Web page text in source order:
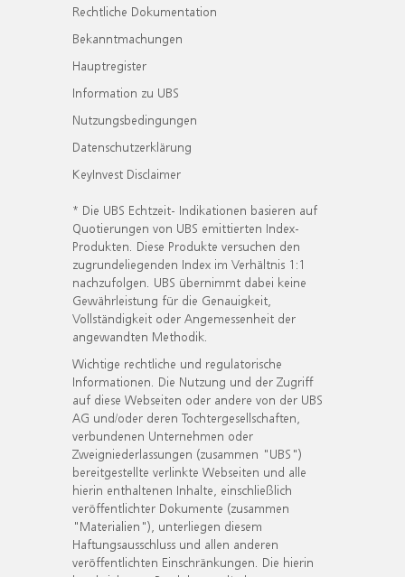
Rechtliche Dokumentation
Bekanntmachungen
Hauptregister
Information zu UBS
Nutzungsbedingungen
Datenschutzerklärung
KeyInvest Disclaimer
* Die UBS Echtzeit- Indikationen basieren auf
Quotierungen von UBS emittierten Index-
Produkten. Diese Produkte versuchen den
zugrundeliegenden Index im Verhältnis 1:1
nachzufolgen. UBS übernimmt dabei keine
Gewährleistung für die Genauigkeit,
Vollständigkeit oder Angemessenheit der
angewandten Methodik.
Wichtige rechtliche und regulatorische
Informationen. Die Nutzung und der Zugriff
auf diese Webseiten oder andere von der UBS
AG und/oder deren Tochtergesellschaften,
verbundenen Unternehmen oder
Zweigniederlassungen (zusammen "UBS")
bereitgestellte verlinkte Webseiten und alle
hierin enthaltenen Inhalte, einschließlich
veröffentlichter Dokumente (zusammen
"Materialien"), unterliegen diesem
Haftungsausschluss und allen anderen
veröffentlichten Einschränkungen. Die hierin